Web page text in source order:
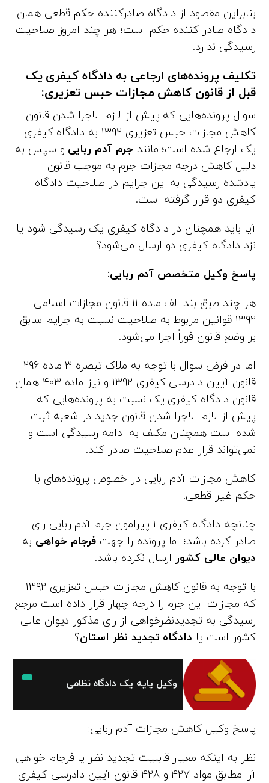
بنابراین مقصود از دادگاه صادرکننده حکم قطعی همان
دادگاه صادر کننده حکم است؛ هر چند امروز صلاحیت
رسیدگی ندارد.
تکلیف پرونده‌های ارجاعی به دادگاه کیفری یک
قبل از قانون کاهش مجازات حبس تعزیری:
سوال پرونده‌هایی که پیش از لازم الاجرا شدن قانون
کاهش مجازات حبس تعزیری ۱۳۹۲ به دادگاه کیفری
یک ارجاع شده است؛ مانندجرم آدم ربایی و سپس به
دلیل کاهش درجه مجازات جرم به موجب قانون
یادشده رسیدگی به این جرایم در صلاحیت دادگاه
کیفری دو قرار گرفته است.
آیا باید همچنان در دادگاه کیفری یک رسیدگی شود یا
نزد دادگاه کیفری دو ارسال می‌شود؟
پاسخ وکیل متخصص آدم ربایی:
هر چند طبق بند الف ماده ۱۱ قانون مجازات اسلامی
۱۳۹۲ قوانین مربوط به صلاحیت نسبت به جرایم سابق
بر وضع قانون فوراً اجرا می‌شود.
اما در فرض سوال با توجه به ملاک تبصره ۳ ماده ۲۹۶
قانون آیین دادرسی کیفری ۱۳۹۲ و نیز ماده ۴۰۳ همان
قانون دادگاه کیفری یک نسبت به پرونده‌هایی که
پیش از لازم الاجرا شدن قانون جدید در شعبه ثبت
شده است همچنان مکلف به ادامه رسیدگی است و
نمی‌تواند قرار عدم صلاحیت صادر کند.
کاهش مجازات آدم ربایی در خصوص پرونده‌های با
حکم غیر قطعی:
چنانچه دادگاه کیفری ۱ پیرامون جرم آدم ربایی رای
صادر کرده باشد؛ اما پرونده را جهت فرجام خواهی به
دیوان عالی کشور ارسال نکرده باشد.
با توجه به قانون کاهش مجازات حبس تعزیری ۱۳۹۲
که مجازات این جرم را درجه چهار قرار داده است مرجع
رسیدگی به تجدیدنظرخواهی از رای مذکور دیوان عالی
کشور است یا دادگاه تجدید نظر استان؟
وکیل پایه یک دادگاه نظامی
پاسخ وکیل کاهش مجازات آدم ربایی:
نظر به اینکه معیار قابلیت تجدید نظر یا فرجام خواهی
آرا مطابق مواد ۴۲۷ و ۴۲۸ قانون آیین دادرسی کیفری